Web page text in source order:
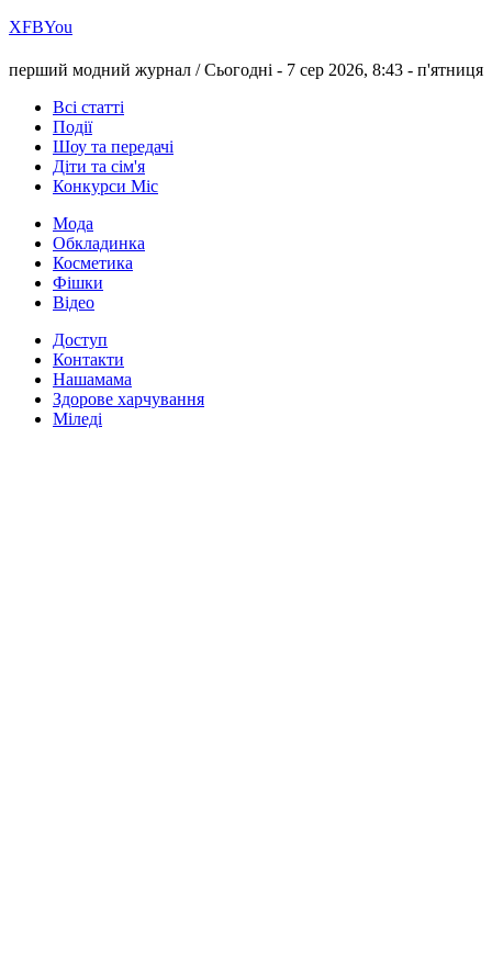
ХFBYou
перший модний журнал /Сьогодні - 7 сер 2026, 8:43 - п'ятниця
Всі статті
Події
Шоу та передачі
Діти та сім'я
Конкурси Міс
Мода
Обкладинка
Косметика
Фішки
Відео
Доступ
Контакти
Нашамама
Здорове харчування
Міледі